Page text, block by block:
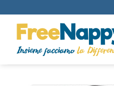
ai
contenuti